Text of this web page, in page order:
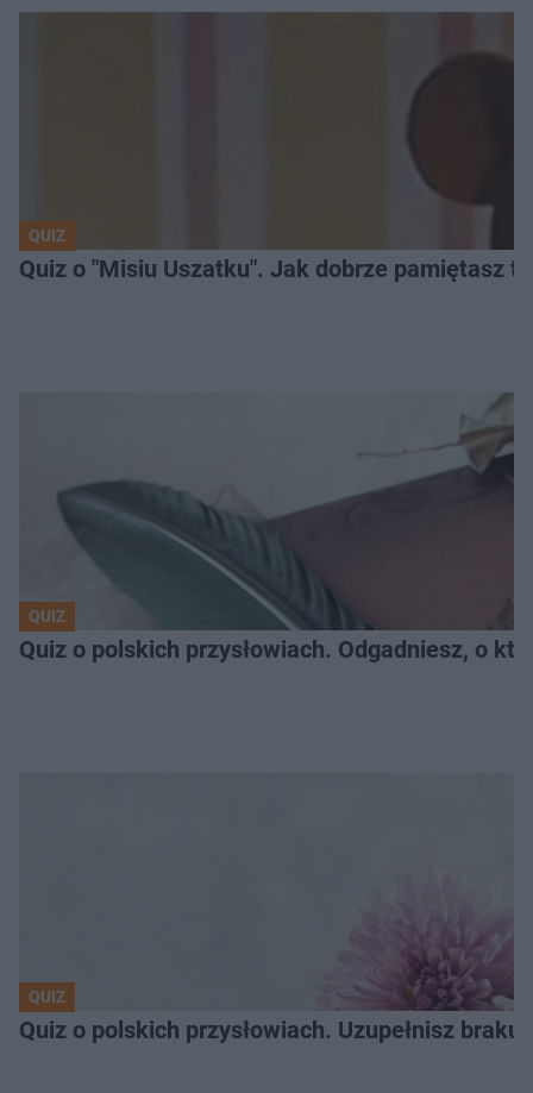
QUIZ
Quiz o "Misiu Uszatku". Jak dobrze pamiętasz
QUIZ
Quiz o polskich przysłowiach. Odgadniesz, o
QUIZ
Quiz o polskich przysłowiach. Uzupełnisz